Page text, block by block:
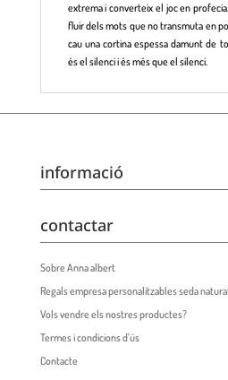
extrema i converteix el joc en
fluir dels mots que no transmuta en
cau una cortina espessa damunt de
és el silenci i és més que el silenci.
informació
contactar
Sobre Anna albert
Regals empresa personalitzables seda natural
Vols vendre els nostres productes?
Termes i condicions d’ús
Contacte